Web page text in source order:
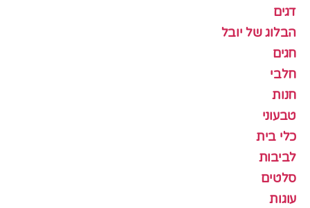
דגים
הבלוג של יובל
חגים
חלבי
חנות
טבעוני
כלי בית
לביבות
סלטים
עוגות